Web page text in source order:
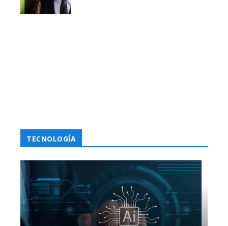
TECNOLOGÍA